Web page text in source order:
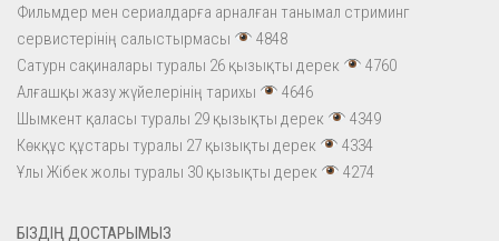
Фильмдер мен сериалдарға арналған танымал стриминг
сервистерінің салыстырмасы
4848
Сатурн сақиналары туралы 26 қызықты дерек
4760
Алғашқы жазу жүйелерінің тарихы
4646
Шымкент қаласы туралы 29 қызықты дерек
4349
Көкқұс құстары туралы 27 қызықты дерек
4334
Ұлы Жібек жолы туралы 30 қызықты дерек
4274
БІЗДІҢ ДОСТАРЫМЫЗ